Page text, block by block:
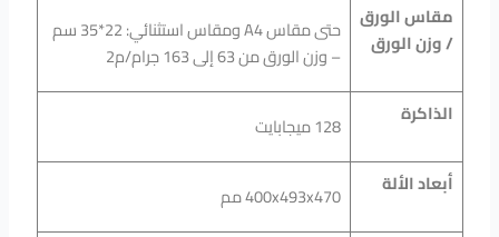
مقاس الورق
/ وزن الورق
حتى مقاس A4 ومقاس استثنائي: 22*35 سم
– وزن الورق من 63 إلى 163 جرام/م2
الذاكرة
128 ميجابايت
أبعاد الألة
400x493x470 مم